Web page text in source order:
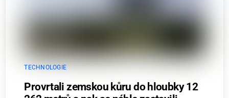
TECHNOLOGIE
Provrtali zemskou kůru do hloubky 12